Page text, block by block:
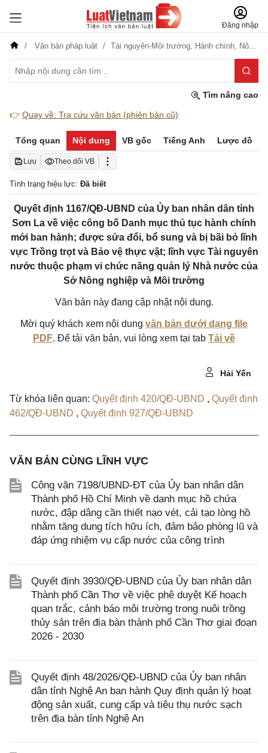
Đăng nhập
Văn bản pháp luật Tài nguyên-Môi trường, Hành chính, Nông nghiệp-Lâm nghiệp
Tìm nâng cao
👉 Quay về: Tra cứu văn bản (phiên bản cũ)
Tổng quan Nội dung VB gốc Tiếng Anh Lược đồ
Lưu Theo dõi VB
Tình trạng hiệu lực: Đã biết
Quyết định 1167/QĐ-UBND của Ủy ban nhân dân tỉnh
Sơn La về việc công bố Danh mục thủ tục hành chính
mới ban hành; được sửa đổi, bổ sung và bị bãi bỏ lĩnh
vực Trồng trọt và Bảo vệ thực vật; lĩnh vực Tài nguyên
nước thuộc phạm vi chức năng quản lý Nhà nước của
Sở Nông nghiệp và Môi trường
Văn bản này đang cập nhật nội dung.
Mời quý khách xem nội dung văn bản dưới dạng file
PDF. Để tải văn bản, vui lòng xem tại tab Tải về
Hải Yến
Từ khóa liên quan: Quyết định 420/QĐ-UBND , Quyết định
462/QĐ-UBND , Quyết định 927/QĐ-UBND
VĂN BẢN CÙNG LĨNH VỰC
Công văn 7198/UBND-ĐT của Ủy ban nhân dân
Thành phố Hồ Chí Minh về danh mục hồ chứa
nước, đập dâng cần thiết nạo vét, cải tạo lòng hồ
nhằm tăng dung tích hữu ích, đảm bảo phòng lũ và
đáp ứng nhiệm vụ cấp nước của công trình
Quyết định 3930/QĐ-UBND của Ủy ban nhân dân
Thành phố Cần Thơ về việc phê duyệt Kế hoạch
quan trắc, cảnh báo môi trường trong nuôi trồng
thủy sản trên địa bàn thành phố Cần Thơ giai đoạn
2026 - 2030
Quyết định 48/2026/QĐ-UBND của Ủy ban nhân
dân tỉnh Nghệ An ban hành Quy định quản lý hoạt
động sản xuất, cung cấp và tiêu thụ nước sạch
trên địa bàn tỉnh Nghệ An